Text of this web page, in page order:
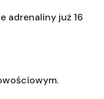
adrenaliny już 16